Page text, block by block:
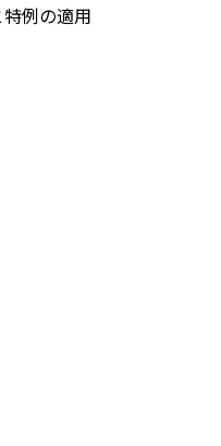
例の適用